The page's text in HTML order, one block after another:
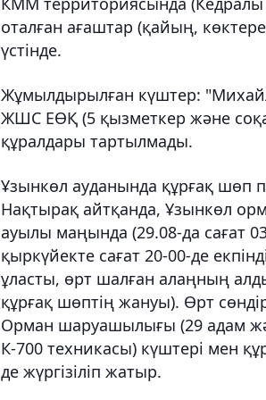
оталған ағаштар (қайың,
үстінде.
Жұмылдырылған күштер:
ЖШС ЕӨҚ (5 қызметкер және
құралдары тартылмады.
Ұзынкөл ауданында құрғақ шөп
Нақтырақ айтқанда, Ұзынкөл
ауылы маңында (29.08-да сағат
қыркүйекте сағат 20-00-де
ұласты, өрт шалған алаңның
құрғақ шөптің жануы). Өрт
Орман шаруашылығы (29 адам
К-700 техникасы) күштері мен
де жүргізіліп жатыр.